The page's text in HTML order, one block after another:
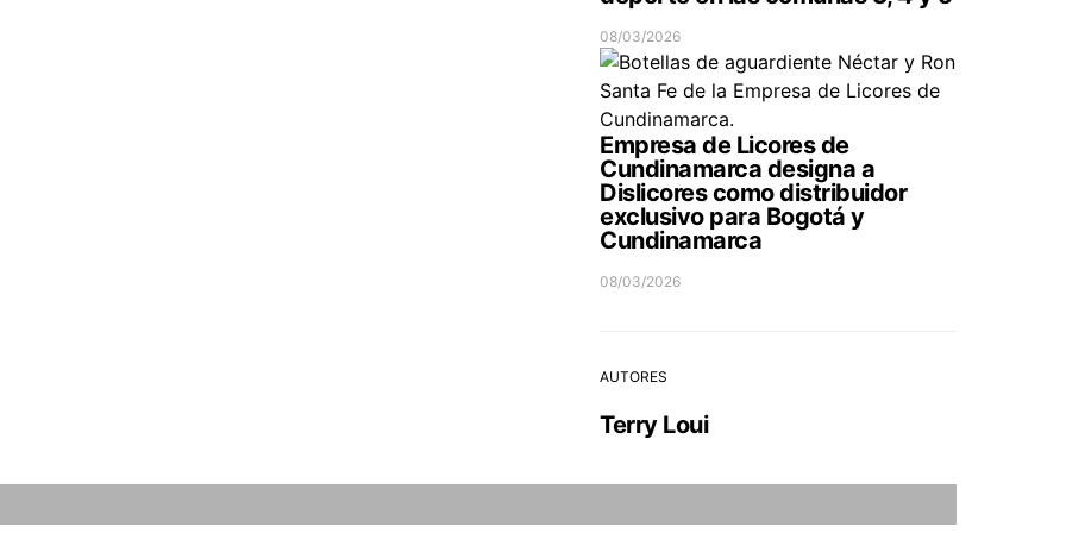
08/03/2026
Empresa de Licores de
Cundinamarca designa a
Dislicores como distribuidor
exclusivo para Bogotá y
Cundinamarca
08/03/2026
AUTORES
Terry Loui